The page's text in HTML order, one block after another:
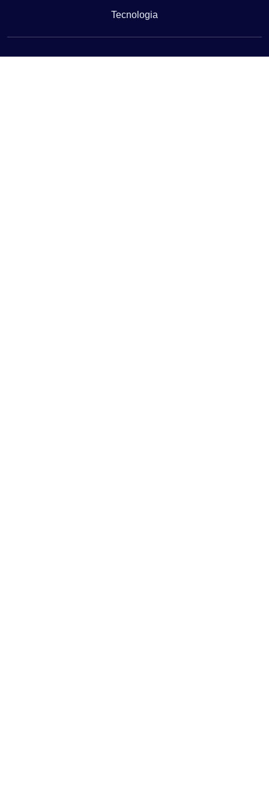
Tecnologia